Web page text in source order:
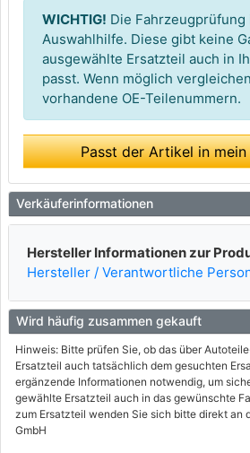
WICHTIG! Die
Auswahlhilfe. Diese gibt keine
ausgewählte Ersatzteil auch in
passt. Wenn möglich
vorhandene OE-Teilenummern.
Passt der Artikel in mein
Verkäuferinformationen
Hersteller Informationen zur
Hersteller / Verantwortliche
Wird häufig zusammen gekauft
Hinweis: Bitte prüfen Sie, ob das über
Ersatzteil auch tatsächlich dem gesuchten
ergänzende Informationen notwendig, um
gewählte Ersatzteil auch in das gewünschte
zum Ersatzteil wenden Sie sich bitte direkt an
GmbH